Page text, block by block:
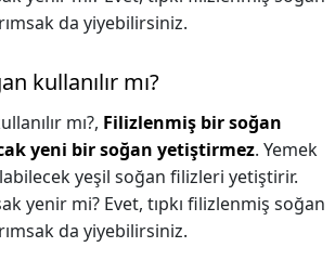
da yiyebilirsiniz.
kullanılır mı?
mı?, Filizlenmiş bir soğan
yeni bir soğan yetiştirmez. Yemek
yeşil soğan filizleri yetiştirir.
yenir mi? Evet, tıpkı filizlenmiş soğan
da yiyebilirsiniz.